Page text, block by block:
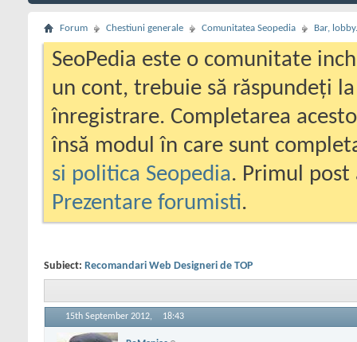
Forum Chestiuni generale Comunitatea Seopedia Bar,
SeoPedia este o comunitate
un cont, trebuie să răspundeți
înregistrare. Completarea
însă modul în care sunt
si politica Seopedia. Primul
Prezentare forumisti.
Subiect: Recomandari Web Designeri de TOP
15th September 2012, 18:43